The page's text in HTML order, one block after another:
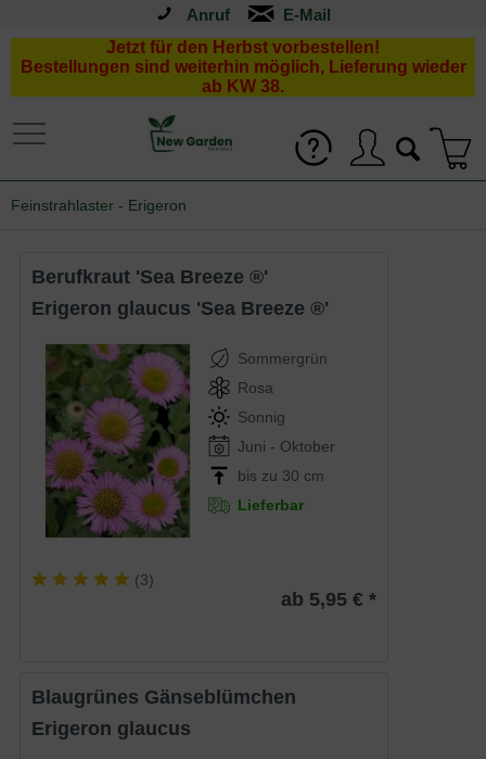
Anruf
Jetzt für den Herbst vorbestellen!
Bestellungen sind weiterhin möglich, Lieferung wieder
ab KW 38.
Feinstrahlaster - Erigeron
Berufkraut 'Sea Breeze ®'
Erigeron glaucus 'Sea Breeze ®'
Sommergrün
Rosa
Sonnig
Juni - Oktober
bis zu 30 cm
Lieferbar
(3)
ab 5,95 € *
Blaugrünes Gänseblümchen
Erigeron glaucus